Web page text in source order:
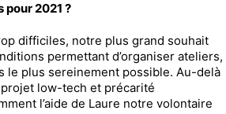
pour 2021 ?
difficiles, notre plus grand souhait
permettant d’organiser ateliers,
le plus sereinement possible. Au-delà
low-tech et précarité
l’aide de Laure notre volontaire